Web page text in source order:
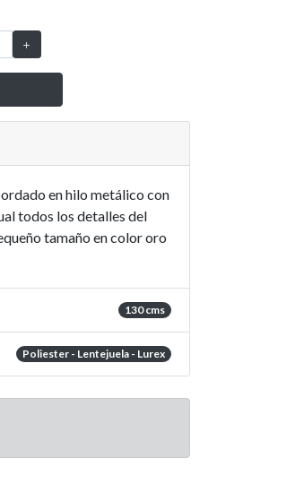
en hilo metálico con
todos los detalles del
tamaño en color oro
130 cms
Poliester - Lentejuela - Lurex